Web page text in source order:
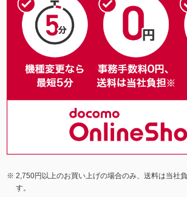
2,750円以上のお買い上げの場合のみ、送料は当社
す。